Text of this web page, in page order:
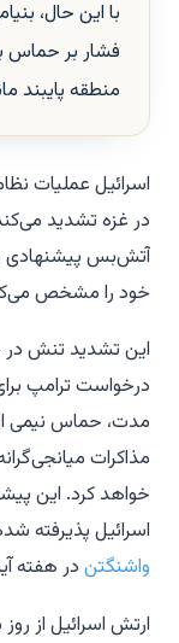
با این حال،
فشار بر حماس
منطقه پایبند
اسرائیل عملیات
در غزه تشدید
آتش‌بس پیشنهادی
خود را مشخص
این تشدید تنش
مذاکرات
خواهد کرد. این
اسرائیل پذیرفته
واشنگتندر هفته
ارتش اسرائیل از